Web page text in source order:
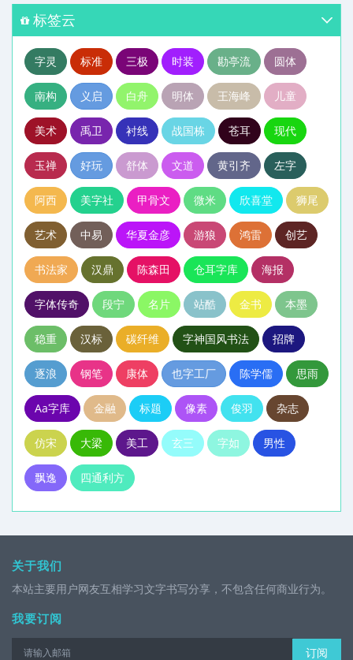
标签云
字灵 标准 三极 时装 勘亭流 圆体
南构 义启 白舟 明体 王海峰 儿童
美术 禹卫 衬线 战国栋 苍耳 现代
玉禅 好玩 舒体 文道 黄引齐 左字
阿西 美字社 甲骨文 微米 欣喜堂 狮尾
艺术 中易 华夏金彦 游狼 鸿雷 创艺
书法家 汉鼎 陈森田 仓耳字库 海报
字体传奇 段宁 名片 站酷 金书 本墨
稳重 汉标 碳纤维 字神国风书法 招牌
逐浪 钢笔 康体 也字工厂 陈学儒 思雨
Aa字库 金融 标题 像素 俊羽 杂志
仿宋 大梁 美工 玄三 字如 男性
飘逸 四通利方
关于我们
本站主要用户网友互相学习文字书写分享，不包含任何商业行为。
我要订阅
订阅